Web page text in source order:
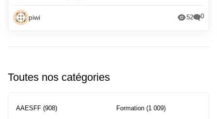
piwi 52 0
Toutes nos catégories
AAESFF (908) Formation (1 009)